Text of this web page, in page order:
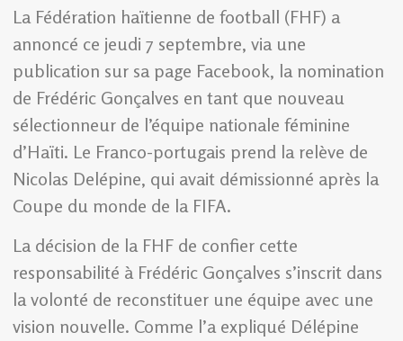
La Fédération haïtienne de football (FHF) a
annoncé ce jeudi 7 septembre, via une
publication sur sa page Facebook, la nomination
de Frédéric Gonçalves en tant que nouveau
sélectionneur de l’équipe nationale féminine
d’Haïti. Le Franco-portugais prend la relève de
Nicolas Delépine, qui avait démissionné après la
Coupe du monde de la FIFA.
La décision de la FHF de confier cette
responsabilité à Frédéric Gonçalves s’inscrit dans
la volonté de reconstituer une équipe avec une
vision nouvelle. Comme l’a expliqué Délépine